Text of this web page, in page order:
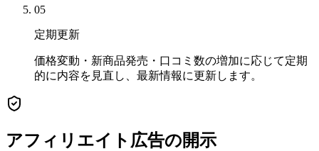
05
定期更新
価格変動・新商品発売・口コミ数の増加に応じて定期
的に内容を見直し、最新情報に更新します。
アフィリエイト広告の開示